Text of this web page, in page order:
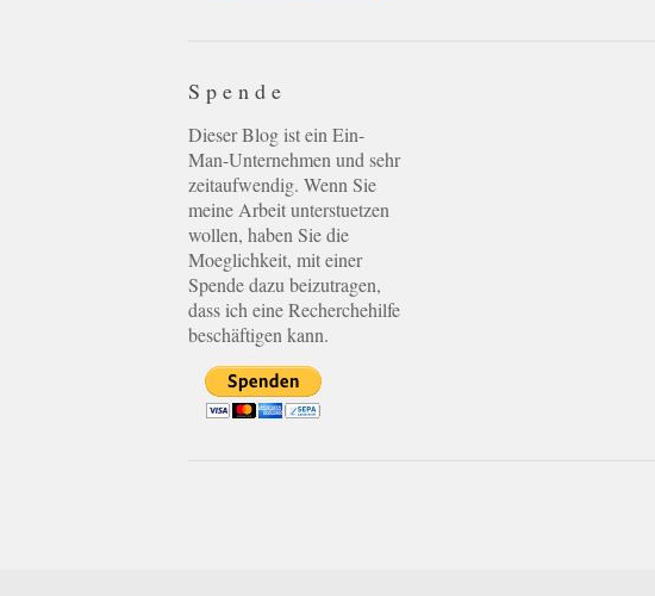
Spende
Dieser Blog ist ein Ein-
Man-Unternehmen und sehr
zeitaufwendig. Wenn Sie
meine Arbeit unterstuetzen
wollen, haben Sie die
Moeglichkeit, mit einer
Spende dazu beizutragen,
dass ich eine Recherchehilfe
beschäftigen kann.